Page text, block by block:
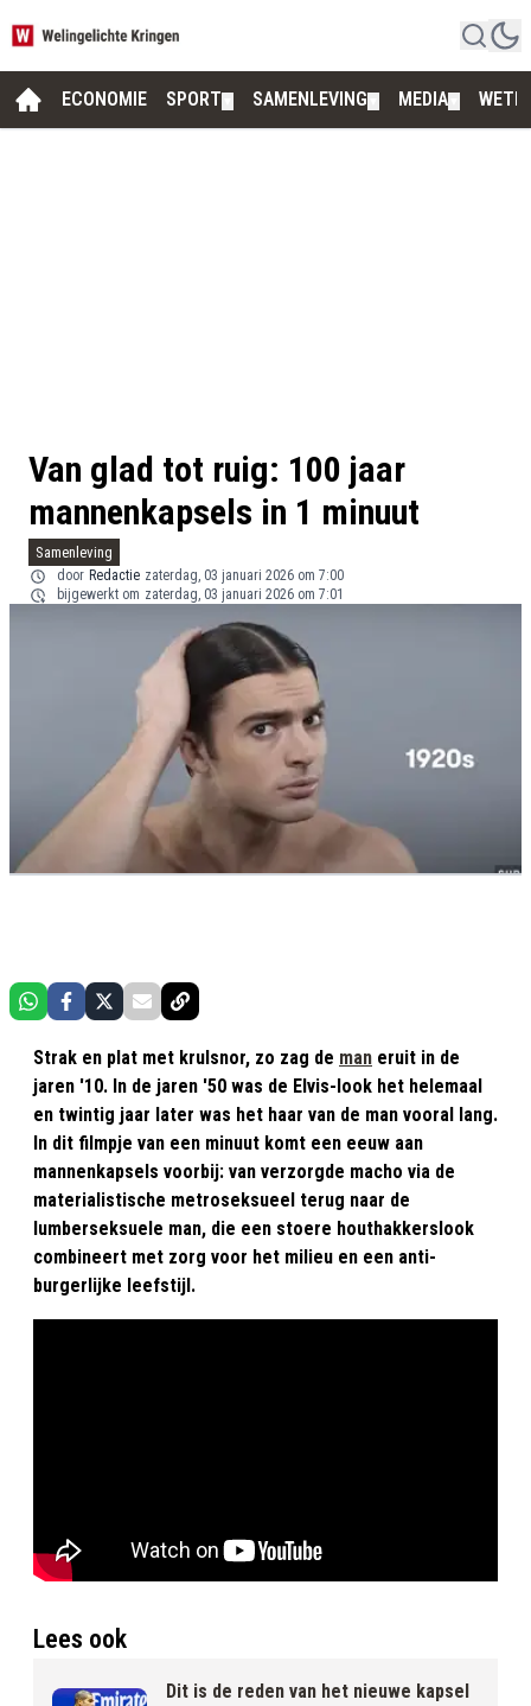
ECONOMIE SPORT SAMENLEVING MEDIA
Van glad tot ruig: 100 jaar
mannenkapsels in 1 minuut
Samenleving
door Redactie zaterdag, 03 januari 2026 om 7:00
bijgewerkt om zaterdag, 03 januari 2026 om 7:01
Strak en plat met krulsnor, zo zag de man eruit in de
jaren '10. In de jaren '50 was de Elvis-look het helemaal
en twintig jaar later was het haar van de man vooral lang.
In dit filmpje van een minuut komt een eeuw aan
mannenkapsels voorbij: van verzorgde macho via de
materialistische metroseksueel terug naar de
lumberseksuele man, die een stoere houthakkerslook
combineert met zorg voor het milieu en een anti-
burgerlijke leefstijl.
Lees ook
Dit is de reden van het nieuwe kapsel